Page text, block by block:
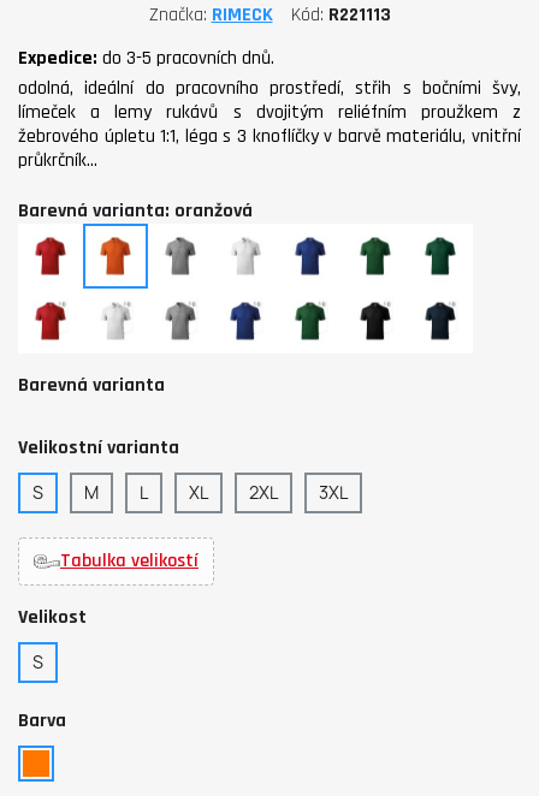
Značka RIMECK Kód R221113
Expedice: do 3-5 pracovních dnů.
odolná, ideální do pracovního prostředí, střih s bočními švy,
límeček a lemy rukávů s dvojitým reliéfním proužkem z
žebrového úpletu 1:1, léga s 3 knoflíčky v barvě materiálu, vnitřní
průkrčník…
Barevná varianta: oranžová
červená oranžovátmavě
šedý
bílá
královská
modrá
lahvově
zelená
dark
green
červená
07
label)
bílá
00
label)
tmavě
šedý
12
(brand
královská
modrá
lahvově
zelená
černá
01
námořní
modrá
Barevná varianta
Velikostní varianta
S M L XL 2XL 3XL
Tabulka velikostí
Velikost
S
Barva